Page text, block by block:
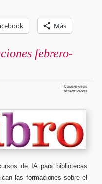
Más
febrero-
≈Comentarios
desactivadosen
de IA para bibliotecas
las formaciones sobre el